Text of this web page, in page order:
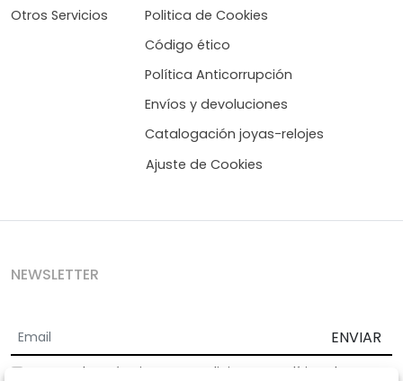
Otros Servicios
Politica de Cookies
Código ético
Política Anticorrupción
Envíos y devoluciones
Catalogación joyas-relojes
Ajuste de Cookies
NEWSLETTER
ENVIAR
Acepto los Términos y Condiciones Política de